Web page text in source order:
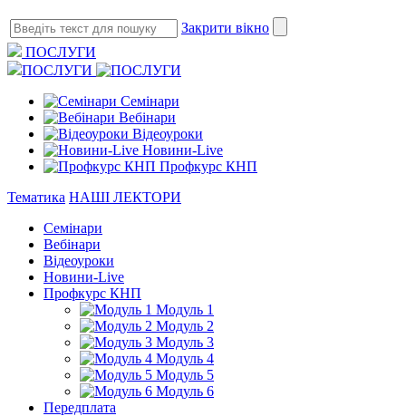
Закрити вікно
ПОСЛУГИ
ПОСЛУГИ
Семінари
Вебінари
Відеоуроки
Новини-Live
Профкурс КНП
Тематика НАШІ ЛЕКТОРИ
Семінари
Вебінари
Відеоуроки
Новини-Live
Профкурс КНП
Модуль 1
Модуль 2
Модуль 3
Модуль 4
Модуль 5
Модуль 6
Передплата